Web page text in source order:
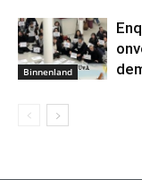
Binnenland